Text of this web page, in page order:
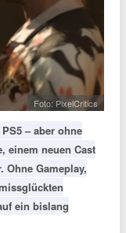
Foto: PixelCritics
– aber ohne
einem neuen Cast
Ohne Gameplay,
ein bislang